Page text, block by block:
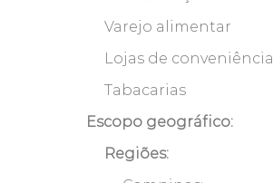
Varejo alimentar
Lojas de conveniência
Tabacarias
Escopo geográfico:
Regiões: